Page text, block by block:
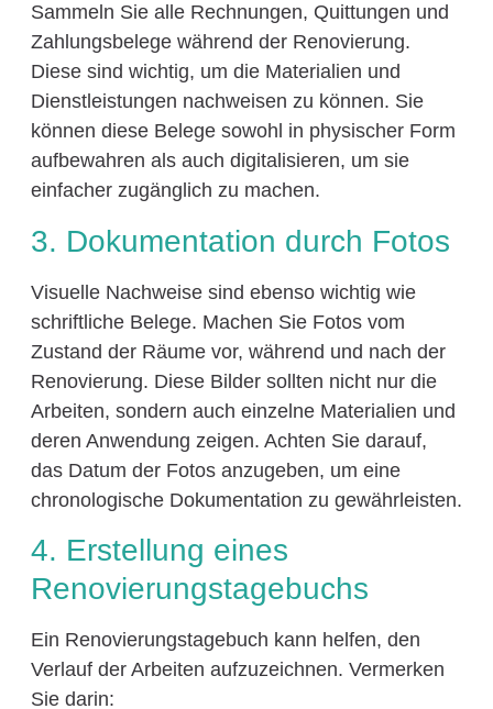
Sammeln Sie alle Rechnungen, Quittungen und
Zahlungsbelege während der Renovierung.
Diese sind wichtig, um die Materialien und
Dienstleistungen nachweisen zu können. Sie
können diese Belege sowohl in physischer Form
aufbewahren als auch digitalisieren, um sie
einfacher zugänglich zu machen.
3. Dokumentation durch Fotos
Visuelle Nachweise sind ebenso wichtig wie
schriftliche Belege. Machen Sie Fotos vom
Zustand der Räume vor, während und nach der
Renovierung. Diese Bilder sollten nicht nur die
Arbeiten, sondern auch einzelne Materialien und
deren Anwendung zeigen. Achten Sie darauf,
das Datum der Fotos anzugeben, um eine
chronologische Dokumentation zu gewährleisten.
4. Erstellung eines
Renovierungstagebuchs
Ein Renovierungstagebuch kann helfen, den
Verlauf der Arbeiten aufzuzeichnen. Vermerken
Sie darin: